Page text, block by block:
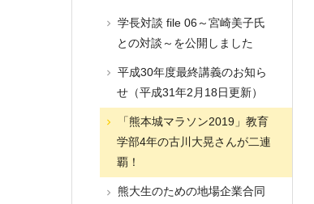
学長対談 file 06～宮崎美子氏
との対談～を公開しました
平成30年度最終講義のお知ら
せ（平成31年2月18日更新）
「熊本城マラソン2019」教育
学部4年の古川大晃さんが二連
覇！
熊大生のための地場企業合同